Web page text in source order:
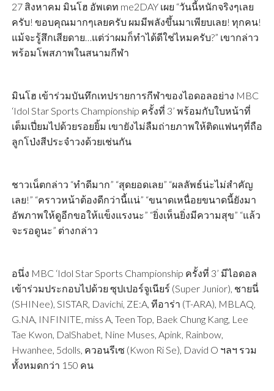
27 สิงหาคม มินโฮ อัพเดท me2DAY เผย “วันนี้หนักจริงๆเลย
ครับ! ขอบคุณมากๆเลยครับ ผมมีพลังขึ้นมาเพียบเลย! ทุกคน!
แม้จะรู้สึกเสียดาย…แต่ว่าผมก็ทำได้ดีใช่ไหมครับ?” เขากล่าว
พร้อมโพสภาพในสนามกีฬา
มินโฮ เข้าร่วมบันทึกเทปรายการกีฬาของไอดอลอย่าง MBC
‘Idol Star Sports Championship ครั้งที่ 3’ พร้อมกับใบหน้าที่
เต็มเปี่ยมไปด้วยรอยยิ้ม เขายังไม่ลืมถ่ายภาพให้ติดแฟนๆที่ถือ
ลูกโป่งสีประจำวงด้วยเช่นกัน
ชาวเน็ตกล่าว “ทำดีมาก” “สุดยอดเลย” “ผลลัพธ์น่ะไม่สำคัญ
เลย!” “คราวหน้าต้องดีกว่านี้แน่” “ขนาดเหนื่อยขนาดนี้ยังมา
อัพภาพให้ดูอีกขอให้แข็งแรงนะ” “ยิ่งเห็นยิ่งมีความสุข” “แล้ว
จะรอดูนะ” ต่างกล่าว
อนึ่ง MBC ‘Idol Star Sports Championship ครั้งที่ 3’ มีไอดอล
เข้าร่วมประกอบไปด้วย ซุปเปอร์จูเนียร์ (Super Junior), ชายนี่
(SHINee), SISTAR, Davichi, ZE:A, ทีอาร่า (T-ARA), MBLAQ,
G.NA, INFINITE, miss A, Teen Top, Baek Chung Kang, Lee
Tae Kwon, DalShabet, Nine Muses, Apink, Rainbow,
Hwanhee, 5dolls, ควอนรีเซ (Kwon Ri Se), David O ฯลฯ รวม
ทั้งหมดกว่า 150 คน